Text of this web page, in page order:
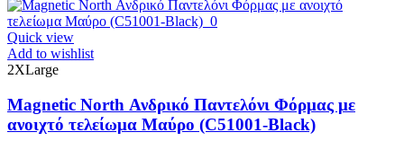
Quick view
Add to wishlist
2XLarge
Magnetic North Ανδρικό Παντελόνι Φόρμας με
ανοιχτό τελείωμα Μαύρο (C51001-Black)